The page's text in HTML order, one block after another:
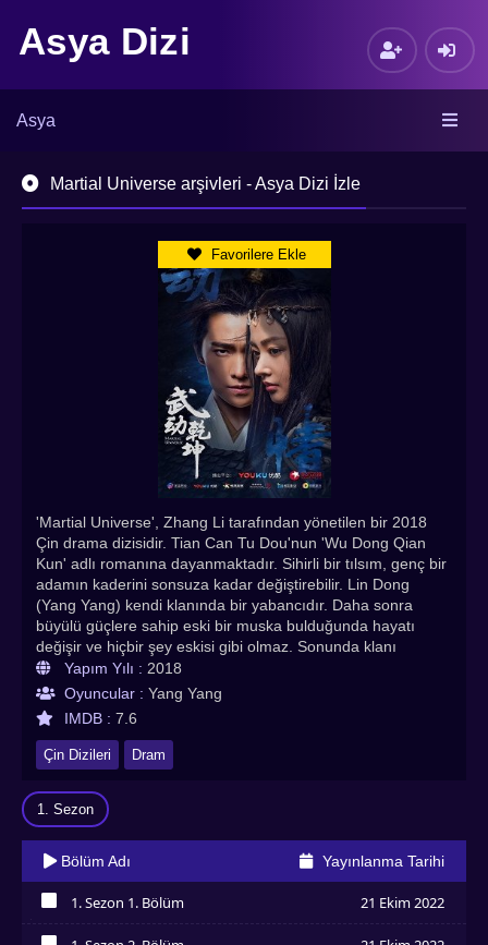
Asya Dizi
Asya
Martial Universe arşivleri - Asya Dizi İzle
Favorilere Ekle
'Martial Universe', Zhang Li tarafından yönetilen bir 2018
Çin drama dizisidir. Tian Can Tu Dou'nun 'Wu Dong Qian
Kun' adlı romanına dayanmaktadır. Sihirli bir tılsım, genç bir
adamın kaderini sonsuza kadar değiştirebilir. Lin Dong
(Yang Yang) kendi klanında bir yabancıdır. Daha sonra
büyülü güçlere sahip eski bir muska bulduğunda hayatı
değişir ve hiçbir şey eskisi gibi olmaz. Sonunda klanı
tarafından kovuldu, dövüş sanatları becerilerini
geliştirmesine yardımcı olacak birçok maceraya katlanması
gerekiyor. Ying Huanhuan (Zhang Tian Ai) ve Ling Qingzhu
(Wang Li Kun) adında çok farklı iki kadınla tanışır. bütün
dünya. Bu, deneyimsiz Lin Dong'u evrendeki tüm
dövüşçülerin kahramanı yapacak mı? Martial Universe
Türkçe altyazılı izle! En çok izlenen Asya dizileri ve en
kaliteli Çin dizilerinden olan Martial Universe Asyadiziizle’de
Yapım Yılı : 2018
Oyuncular : Yang Yang
IMDB : 7.6
Çin Dizileri Dram
1. Sezon
Bölüm Adı Yayınlanma Tarihi
1. Sezon 1. Bölüm 21 Ekim 2022